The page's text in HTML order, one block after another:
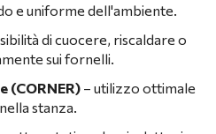
e uniforme dell'ambiente.
di cuocere, riscaldare o
sui fornelli.
(CORNER) – utilizzo ottimale
stanza.